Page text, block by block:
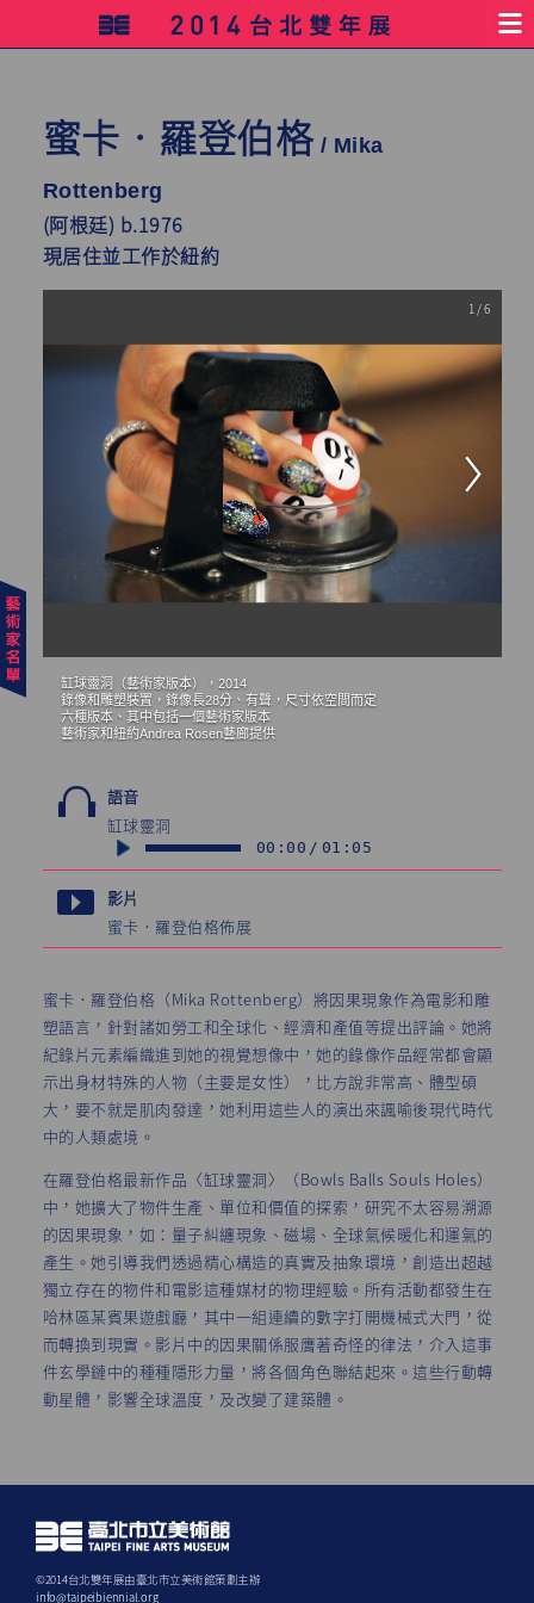
蜜卡‧羅登伯格/ Mika
Rottenberg
(阿根廷) b.1976
現居住並工作於紐約
缸球靈洞（藝術家版本），2014
錄像和雕塑裝置，錄像長28分、有聲，尺寸依空間而定
六種版本、其中包括一個藝術家版本
藝術家和紐約Andrea Rosen藝廊提供
1 / 6
語音
缸球靈洞
00:00 / 01:05
影片
蜜卡．羅登伯格佈展
蜜卡．羅登伯格（Mika Rottenberg）將因果現象作為電影和雕
塑語言，針對諸如勞工和全球化、經濟和產值等提出評論。她將
紀錄片元素編織進到她的視覺想像中，她的錄像作品經常都會顯
示出身材特殊的人物（主要是女性），比方說非常高、體型碩
大，要不就是肌肉發達，她利用這些人的演出來諷喻後現代時代
中的人類處境。
在羅登伯格最新作品〈缸球靈洞〉（Bowls Balls Souls Holes）
中，她擴大了物件生產、單位和價值的探索，研究不太容易溯源
的因果現象，如：量子糾纏現象、磁場、全球氣候暖化和運氣的
產生。她引導我們透過精心構造的真實及抽象環境，創造出超越
獨立存在的物件和電影這種媒材的物理經驗。所有活動都發生在
哈林區某賓果遊戲廳，其中一組連續的數字打開機械式大門，從
而轉換到現實。影片中的因果關係服膺著奇怪的律法，介入這事
件玄學鏈中的種種隱形力量，將各個角色聯結起來。這些行動轉
動星體，影響全球溫度，及改變了建築體。
©2014台北雙年展由臺北巿立美術館策劃主辦
info@taipeibiennial.org